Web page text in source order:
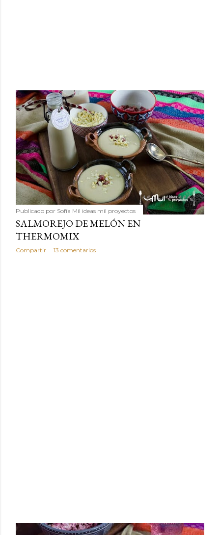
Publicado por Sofía Mil ideas mil proyectos
SALMOREJO DE MELÓN EN
THERMOMIX
Compartir 13 comentarios